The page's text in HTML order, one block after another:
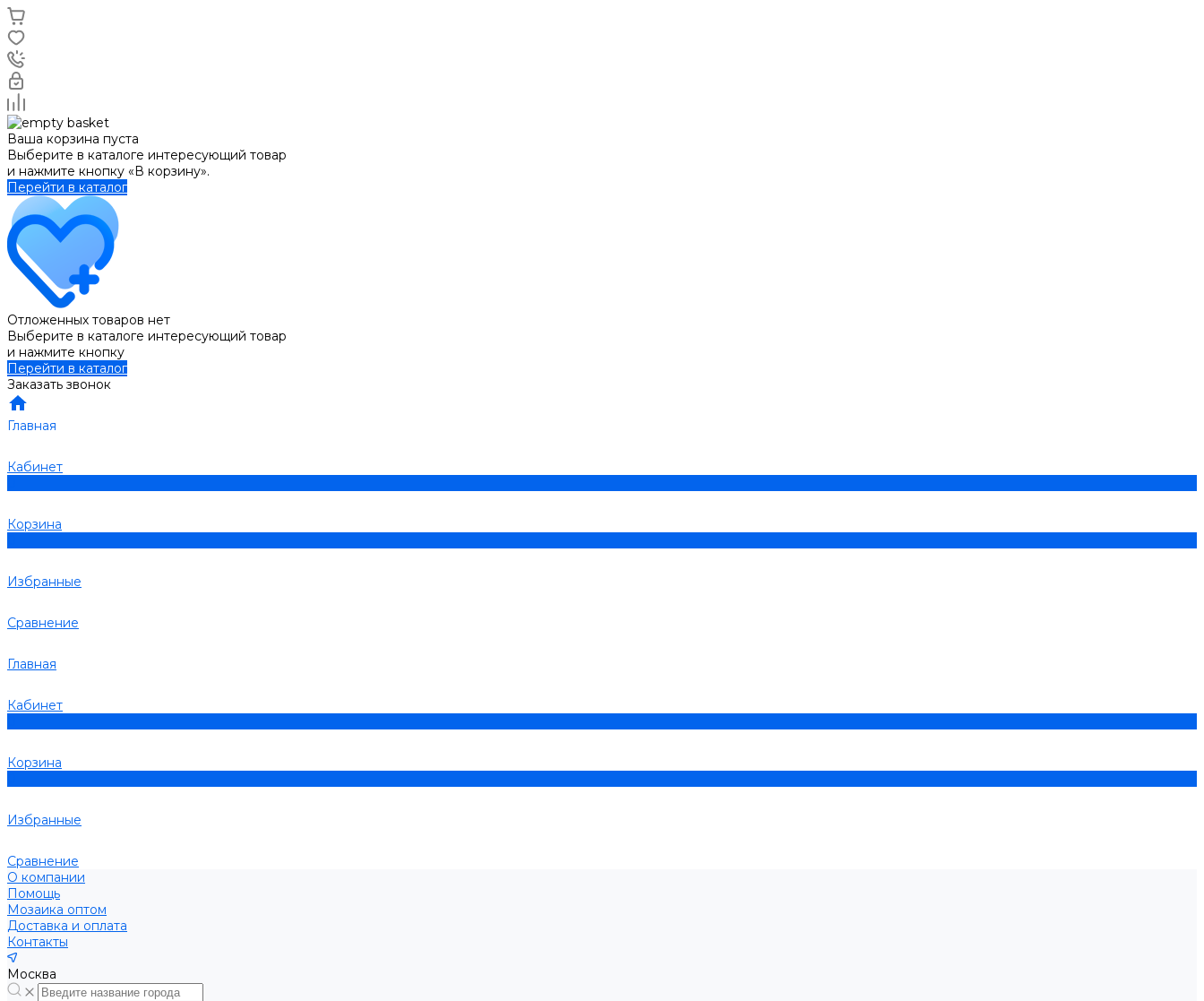
Ваша корзина пуста
Выберите в каталоге интересующий товар
и нажмите кнопку «В корзину».
Перейти в каталог
Отложенных товаров нет
Выберите в каталоге интересующий товар
и нажмите кнопку
Перейти в каталог
Заказать звонок
Главная
Кабинет
Корзина
Избранные
Сравнение
Главная
Кабинет
Корзина
Избранные
Сравнение
О компании
Помощь
Мозаика оптом
Доставка и оплата
Контакты
Москва